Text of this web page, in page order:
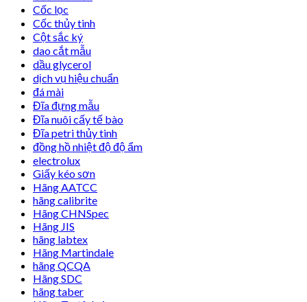
Cốc lọc
Cốc thủy tinh
Cột sắc ký
dao cắt mẫu
dầu glycerol
dịch vụ hiệu chuẩn
đá mài
Đĩa đựng mẫu
Đĩa nuôi cấy tế bào
Đĩa petri thủy tinh
đồng hồ nhiệt độ độ ẩm
electrolux
Giấy kéo sơn
Hãng AATCC
hãng calibrite
Hãng CHNSpec
Hãng JIS
hãng labtex
Hãng Martindale
hãng QCQA
Hãng SDC
hãng taber